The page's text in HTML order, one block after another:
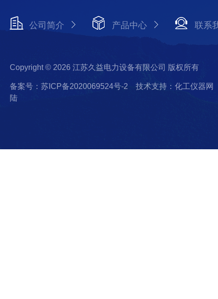
公司简介 产品中心 联系
Copyright © 2026 江苏久益电力设备有限公司 版权所有
备案号：苏ICP备2020069524号-2
技术支持：化工仪器网
陆